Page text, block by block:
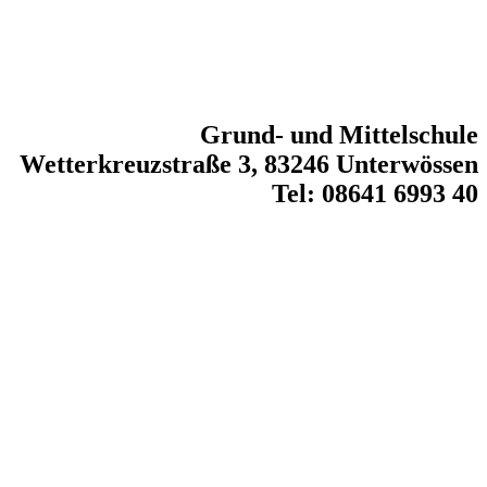
Grund- und Mittelschule
Wetterkreuzstraße 3, 83246 Unterwössen
Tel: 08641 6993 40